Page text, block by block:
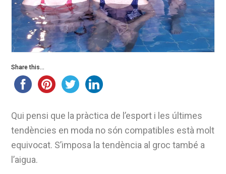
Share this...
Qui pensi que la pràctica de l’esport i les últimes
tendències en moda no són compatibles està molt
equivocat. S’imposa la tendència al groc també a
l’aigua.